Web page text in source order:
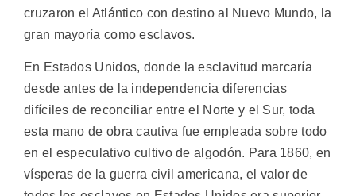
cruzaron el Atlántico con destino al Nuevo Mundo, la
gran mayoría como esclavos.
En Estados Unidos, donde la esclavitud marcaría
desde antes de la independencia diferencias
difíciles de reconciliar entre el Norte y el Sur, toda
esta mano de obra cautiva fue empleada sobre todo
en el especulativo cultivo de algodón. Para 1860, en
vísperas de la guerra civil americana, el valor de